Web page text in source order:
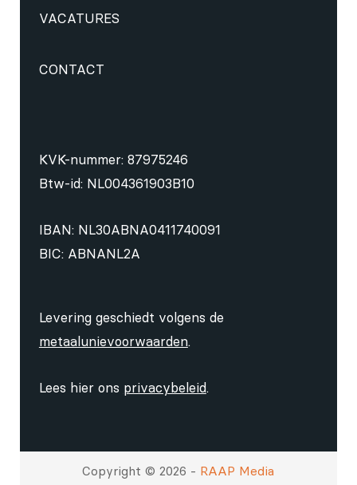
VACATURES
CONTACT
KVK-nummer: 87975246
Btw-id: NL004361903B10
IBAN: NL30ABNA0411740091
BIC: ABNANL2A
Levering geschiedt volgens de
metaalunievoorwaarden.
Lees hier ons privacybeleid.
Copyright © 2026 - RAAP Media